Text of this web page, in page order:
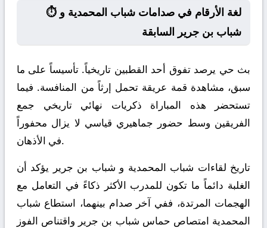
⏱️ لغة الأرقام في صدامات شباب المحمدية و
شباب بن جرير السابقة
بث حي يرصد تفوق أحد القطبين تاريخياً. تأسيساً على ما
سبق، مشاهدة قمة عريقة تحمل إرثاً من المنافسة. فيما
تستحضر هذه المباراة ذكريات نهائي تاريخي جمع
الفريقين وسط حضور جماهيري قياسي لا يزال محفوراً
في الأذهان.
تاريخ لقاءات شباب المحمدية و شباب بن جرير يؤكد أن
الغلبة دائماً ما تكون للمدرب الأكثر ذكاءً في التعامل مع
الهجمات المرتدة، ففي آخر صدام بينهما، استطاع شباب
المحمدية امتصاص حماس شباب بن جرير واقتناص الفوز